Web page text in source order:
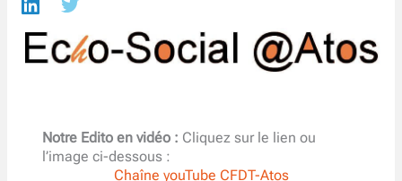
Notre Edito en vidéo : Cliquez sur le lien ou
l’image ci-dessous :
Chaîne youTube CFDT-Atos